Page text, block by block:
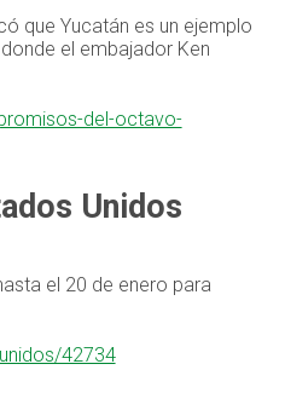
que Yucatán es un ejemplo
el embajador Ken
del-octavo-
Unidos
el 20 de enero para
42734